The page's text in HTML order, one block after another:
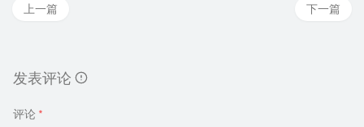
下一篇
上一篇
发表评论
评论 *